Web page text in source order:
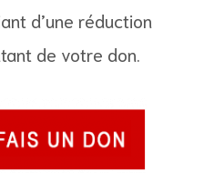
d’une réduction
de votre don.